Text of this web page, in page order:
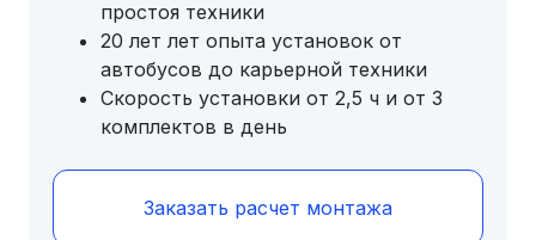
простоя техники
20 лет лет опыта установок от
автобусов до карьерной техники
Скорость установки от 2,5 ч и от 3
комплектов в день
Заказать расчет монтажа